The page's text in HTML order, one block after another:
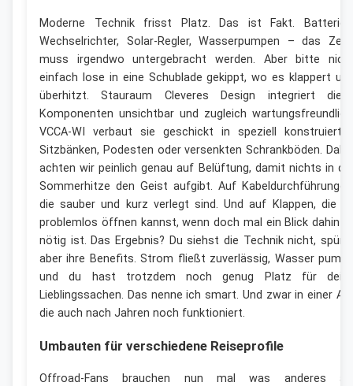
Moderne Technik frisst Platz. Das ist Fakt.
Wechselrichter, Solar-Regler, Wasserpumpen – das
muss irgendwo untergebracht werden. Aber bitte
einfach lose in eine Schublade gekippt, wo es klappert
überhitzt. Stauraum Cleveres Design integriert
Komponenten unsichtbar und zugleich
VCCA-WI verbaut sie geschickt in speziell
Sitzbänken, Podesten oder versenkten Schrankböden.
achten wir peinlich genau auf Belüftung, damit nichts in
Sommerhitze den Geist aufgibt. Auf
die sauber und kurz verlegt sind. Und auf Klappen, die
problemlos öffnen kannst, wenn doch mal ein Blick
nötig ist. Das Ergebnis? Du siehst die Technik nicht,
aber ihre Benefits. Strom fließt zuverlässig, Wasser
und du hast trotzdem noch genug Platz für
Lieblingssachen. Das nenne ich smart. Und zwar in einer
die auch nach Jahren noch funktioniert.
Umbauten für verschiedene Reiseprofile
Offroad-Fans brauchen nun mal was anderes